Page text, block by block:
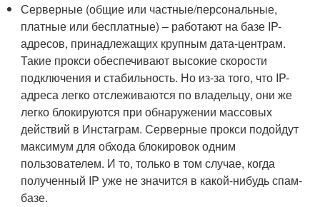
Серверные (общие или частные/персональные,
платные или бесплатные) – работают на базе IP-
адресов, принадлежащих крупным дата-центрам.
Такие прокси обеспечивают высокие скорости
подключения и стабильность. Но из-за того, что IP-
адреса легко отслеживаются по владельцу, они же
легко блокируются при обнаружении массовых
действий в Инстаграм. Серверные прокси подойдут
максимум для обхода блокировок одним
пользователем. И то, только в том случае, когда
полученный IP уже не значится в какой-нибудь спам-
базе.